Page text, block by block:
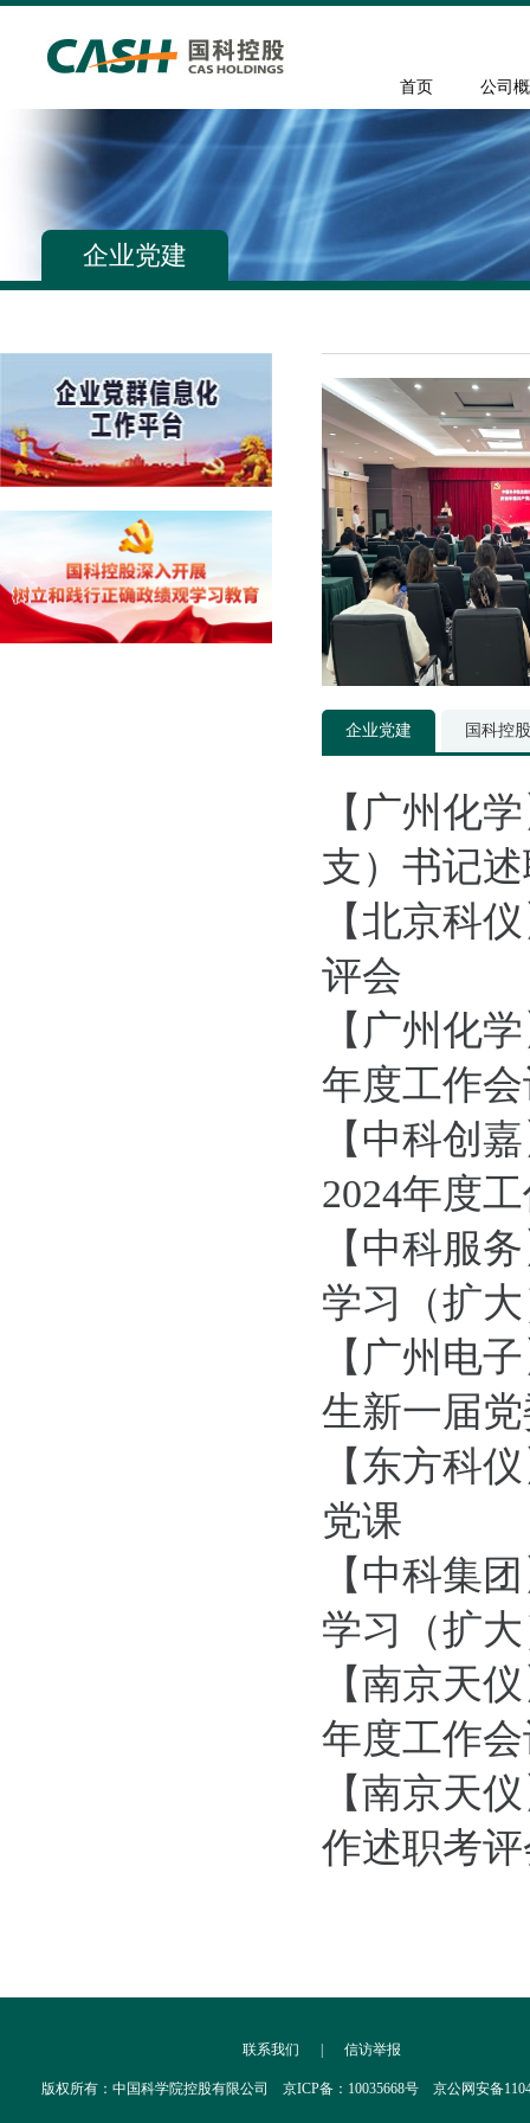
首页 公司
企业党建
企业党建 国科控
【广州化
支）书记
【北京科
评会
【广州化
年度工作
【中科创
2024年度
【中科服
学习（扩
【广州电
生新一届
【东方科
党课
【中科集
学习（扩
【南京天
年度工作
【南京天
作述职考
联系我们 信访举报
版权所有：中国科学院控股有限公司 京ICP备：10035668号 京公网安备